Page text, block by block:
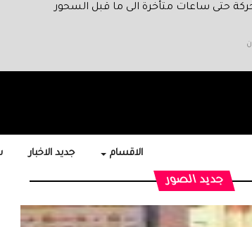
حتى ساعات متأخرة الى ما قبل السحور
الاقسام جديد الاخبار
جديد الصور